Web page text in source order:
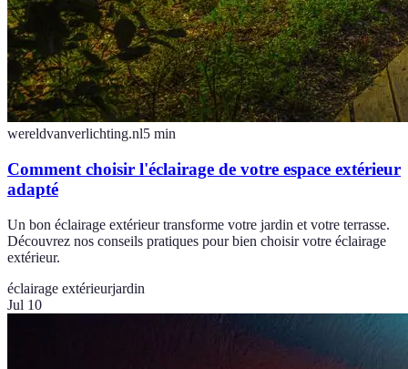
wereldvanverlichting.nl5 min
Comment choisir l'éclairage de votre espace extérieur
adapté
Un bon éclairage extérieur transforme votre jardin et votre terrasse.
Découvrez nos conseils pratiques pour bien choisir votre éclairage
extérieur.
éclairage extérieurjardin
Jul 10